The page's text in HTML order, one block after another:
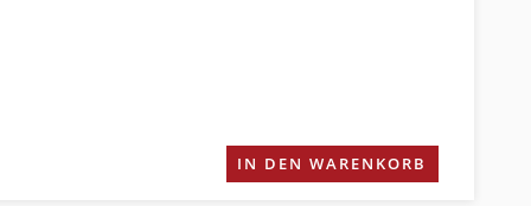
IN DEN WARENKORB